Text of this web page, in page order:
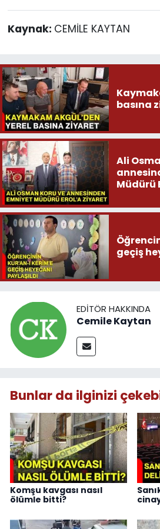
Kaynak: CEMİLE KAYTAN
basına
Ali
Müdürü
geçiş
EDITÖR HAKKINDA
Cemile Kaytan
Bunlar da ilginizi
Komşu kavgası nasıl
ölümle bitti?